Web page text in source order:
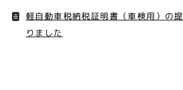
軽自動車税納税証明書（車検用）の
りました